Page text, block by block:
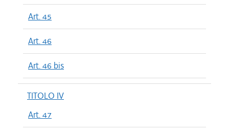
Art. 45
Art. 46
Art. 46 bis
TITOLO IV
Art. 47